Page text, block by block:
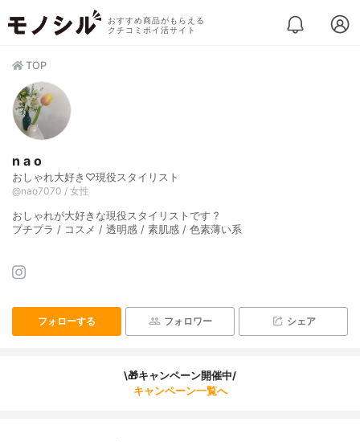
おすすめ商品がもらえる
クチコミポイ活サイト
TOP
n a o
おしゃれ大好き♡現役スタイリスト
@nao7070 / 女性
おしゃれが大好きな現役スタイリストです ?
プチプラ / コスメ / 透明感 / 素肌感 / 色素薄い系
フォローする フォロワー シェア
\🎁キャンペーン開催中/
キャンペーン一覧へ